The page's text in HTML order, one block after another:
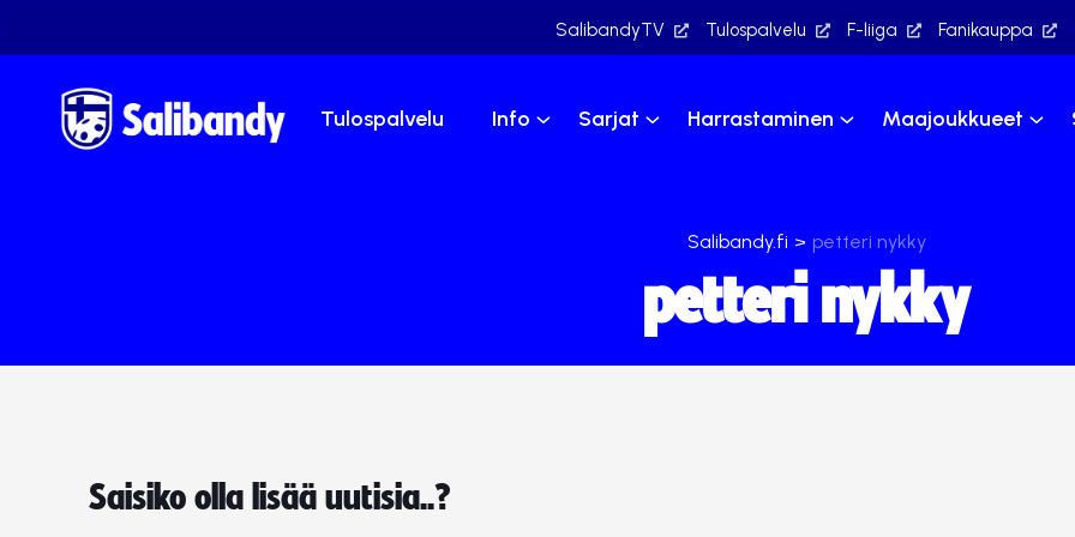
SalibandyTV Tulospalvelu F-liiga Fanikauppa
Tulospalvelu Info Sarjat Harrastaminen Maajoukkueet
Salibandy.fi > petteri nykky
petteri nykky
Saisiko olla lisää uutisia..?